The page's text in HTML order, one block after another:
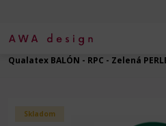
Balóny dekoračné
Qualatex BALÓN - RPC - Zelená
Skladom